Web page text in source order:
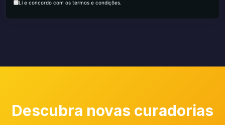
Li e concordo com os termos e condições.
Descubra novas curadorias